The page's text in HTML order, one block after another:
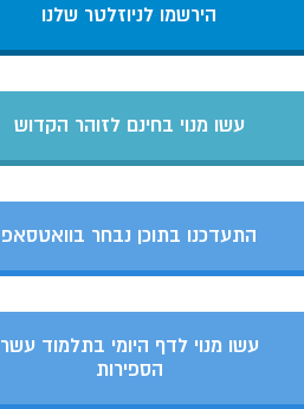
הירשמו לניוזלטר שלנו
עשו מנוי בחינם לזוהר הקדוש
התעדכנו בתוכן נבחר בוואטסאפ
עשו מנוי לדף היומי בתלמוד עשר
הספירות